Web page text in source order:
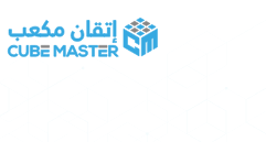
تخطي إلى المحتوى الرئيسي